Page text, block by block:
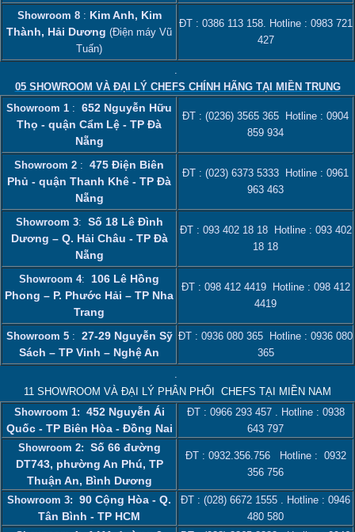
Showroom 8 : Kim Anh, Kim
Thành, Hải Dương (Điện máy Vũ
Tuấn)
ĐT : 0386 113 158‬. Hotline : 0983 721
427
05 SHOWROOM VÀ ĐẠI LÝ CHEFS CHÍNH HÃNG TẠI MIỀN TRUNG
Showroom 1 : 652 Nguyễn Hữu
Thọ - quận Cẩm Lệ - TP Đà
Nẵng
ĐT : (0236) 3565 365 Hotline : 0904
859 934
Showroom 2 : 475 Điện Biên
Phủ - quận Thanh Khê - TP Đà
Nẵng
ĐT : (023) 6373 5333 Hotline : 0961
963 463
Showroom 3: Số 18 Lê Đình
Dương – Q. Hải Châu - TP Đà
Nẵng
ĐT : 093 402 18 18Hotline : 093 402
18 18
Showroom 4: 106 Lê Hồng
Phong – P. Phước Hải – TP Nha
Trang
ĐT : 098 412 4419Hotline : 098 412
4419
Showroom 5 : 27-29 Nguyễn Sỹ
Sách – TP Vinh – Nghệ An
ĐT : 0936 080 365 Hotline : 0936 080
365
11 SHOWROOM VÀ ĐẠI LÝ PHÂN PHỐI CHEFS TẠI MIỀN NAM
Showroom 1: 452 Nguyễn Ái
Quốc - TP Biên Hòa - Đồng Nai
ĐT : 0966 293 457. Hotline : 0938
643 797
Showroom 2: Số 66 đường
DT743, phường An Phú, TP
Thuận An, Bình Dương
ĐT : 0932.356.756Hotline : 0932
356 756
Showroom 3: 90 Cộng Hòa - Q.
Tân Bình - TP HCM
ĐT : (028) 6672 1555 . Hotline : 0946
480 580